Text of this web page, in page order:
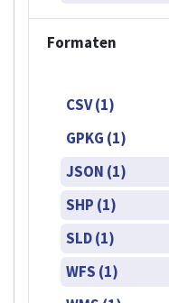
Formaten
CSV (1)
GPKG (1)
JSON (1)
SHP (1)
SLD (1)
WFS (1)